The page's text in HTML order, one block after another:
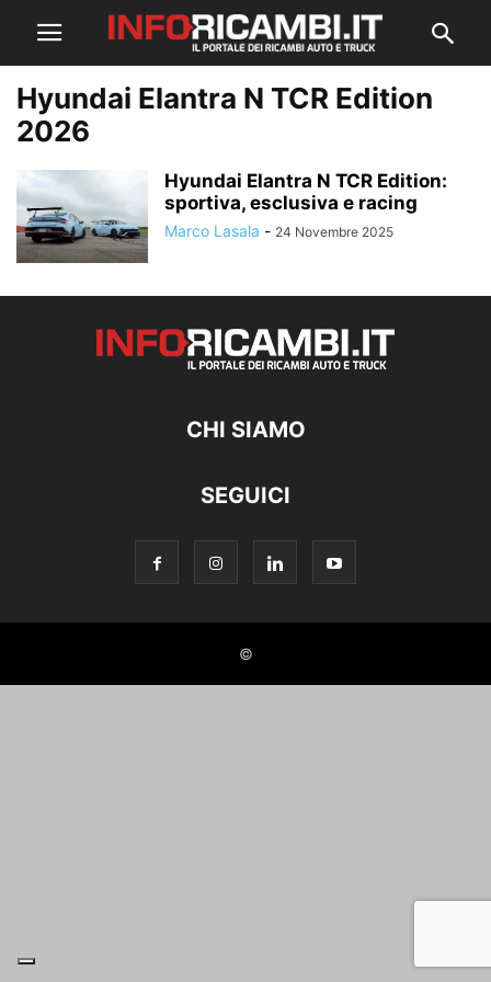
Hyundai Elantra N TCR Edition
2026
Hyundai Elantra N TCR Edition:
sportiva, esclusiva e racing
Marco Lasala - 24 Novembre 2025
CHI SIAMO
SEGUICI
©